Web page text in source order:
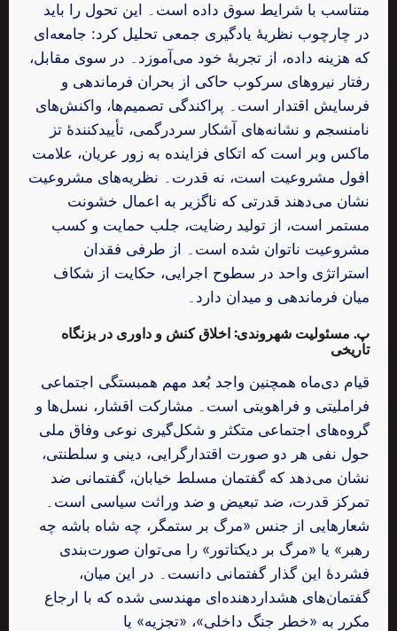
متناسب با شرایط سوق داده است۔ این تحول را باید
در چارچوب نظریهٔ یادگیری جمعی تحلیل کرد: جامعه‌ای
که هزینه داده، از تجربهٔ خود می‌آموزد۔ در سوی مقابل،
رفتار نیروهای سرکوب حاکی از بحران فرماندهی و
فرسایش اقتدار است۔ پراکندگی تصمیم‌ها، واکنش‌های
نامنسجم و نشانه‌های آشکار سردرگمی، تأییدکنندهٔ تز
ماکس وبر است که اتکای فزاینده به زور عریان، علامت
افول مشروعیت است، نه قدرت۔ نظریه‌های مشروعیت
نشان می‌دهند قدرتی که ناگزیر به اعمال خشونت
مستمر است، از تولید رضایت، جلب حمایت و کسب
مشروعیت ناتوان شده است۔ از طرفی فقدان
استراتژی واحد در سطوح اجرایی، حکایت از شکاف
میان فرماندهی و میدان دارد۔
پ. مسئولیت شهروندی: اخلاق کنش و داوری در بزنگاه
تاریخی
قیام دی‌ماه همچنین واجد بُعد مهم همبستگی اجتماعی
فراملیتی و فراهویتی است۔ مشارکت اقشار، نسل‌ها و
گروه‌های اجتماعی متکثر و شکل‌گیری نوعی وفاق ملی
حول نفی هر دو صورت اقتدارگرایی، دینی و سلطنتی،
نشان می‌دهد که گفتمان مسلط خیابان، گفتمانی ضد
تمرکز قدرت، ضد تبعیض و ضد وراثت سیاسی است۔
شعارهایی از جنس «مرگ بر ستمگر، چه شاه باشه چه
رهبر» یا «مرگ بر دیکتاتور» را می‌توان صورت‌بندی
فشردهٔ این گذار گفتمانی دانست۔ در این میان،
گفتمان‌های هشداردهنده‌ای مهندسی شده که با ارجاع
مکرر به «خطر جنگ داخلی»، «تجزیه» یا